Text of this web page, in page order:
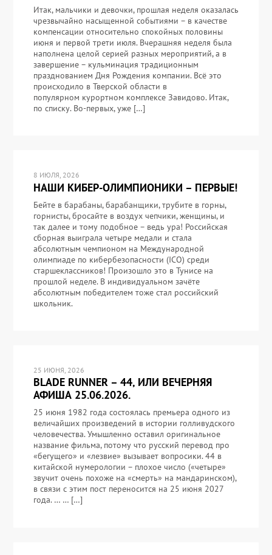
Итак, мальчики и девочки, прошлая неделя оказалась
чрезвычайно насыщенной событиями – в качестве
компенсации относительно спокойных половины
июня и первой трети июля. Вчерашняя неделя была
наполнена целой серией разных мероприятий, а в
завершение – кульминация традиционным
празднованием Дня Рождения компании. Всё это
происходило в Тверской области в
популярном курортном комплексе Завидово. Итак,
по списку. Во-первых, уже […]
8 ИЮЛЯ, 2026
НАШИ КИБЕР-ОЛИМПИОНИКИ – ПЕРВЫЕ!
Бейте в барабаны, барабанщики, трубите в горны,
горнисты, бросайте в воздух чепчики, женщины, и
так далее и тому подобное – ведь ура! Российская
сборная выиграла четыре медали и стала
абсолютным чемпионом на Международной
олимпиаде по кибербезопасности (ICO) среди
старшеклассников! Произошло это в Тунисе на
прошлой неделе. В индивидуальном зачёте
абсолютным победителем тоже стал российский
школьник.
25 ИЮНЯ, 2026
BLADE RUNNER – 44, ИЛИ ВЕЧЕРНЯЯ
АФИША 25.06.2026.
25 июня 1982 года состоялась премьера одного из
величайших произведений в истории голливудского
человечества. Умышленно оставил оригинальное
название фильма, потому что русский перевод про
«бегущего» и «лезвие» вызывает вопросики. 44 в
китайской нумерологии – плохое число («четыре»
звучит очень похоже на «смерть» на мандаринском),
в связи с этим пост переносится на 25 июня 2027
года. … … […]